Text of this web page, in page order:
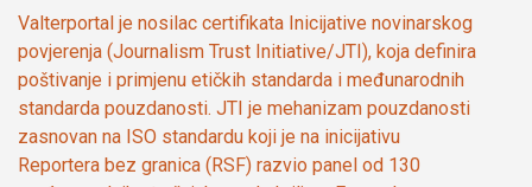
Valterportal je nosilac certifikata Inicijative novinarskog
povjerenja (Journalism Trust Initiative/JTI), koja definira
poštivanje i primjenu etičkih standarda i međunarodnih
standarda pouzdanosti. JTI je mehanizam pouzdanosti
zasnovan na ISO standardu koji je na inicijativu
Reportera bez granica (RSF) razvio panel od 130